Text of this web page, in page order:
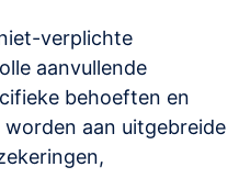
verplichte
aanvullende
behoeften en
worden aan uitgebreide